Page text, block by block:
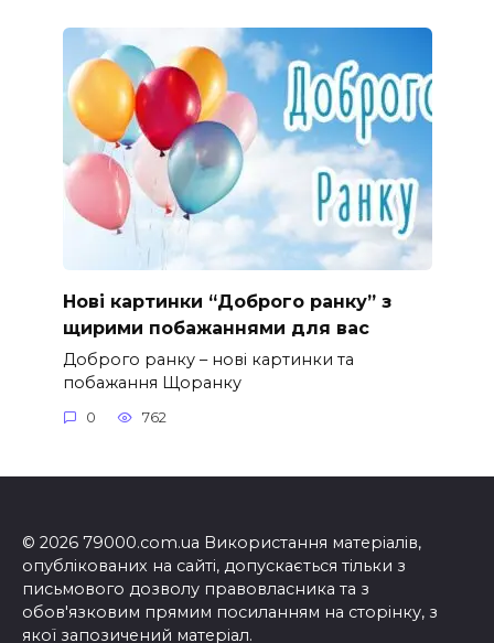
Нові картинки “Доброго ранку” з
щирими побажаннями для вас
Доброго ранку – нові картинки та
побажання Щоранку
0 762
© 2026 79000.com.ua Використання матеріалів,
опублікованих на сайті, допускається тільки з
письмового дозволу правовласника та з
обов'язковим прямим посиланням на сторінку, з
якої запозичений матеріал.